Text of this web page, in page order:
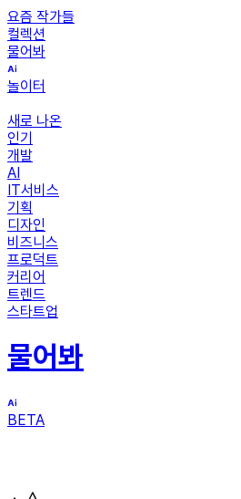
요즘 작가들
컬렉션
물어봐
놀이터
새로 나온
인기
개발
AI
IT서비스
기획
디자인
비즈니스
프로덕트
커리어
트렌드
스타트업
물어봐
BETA